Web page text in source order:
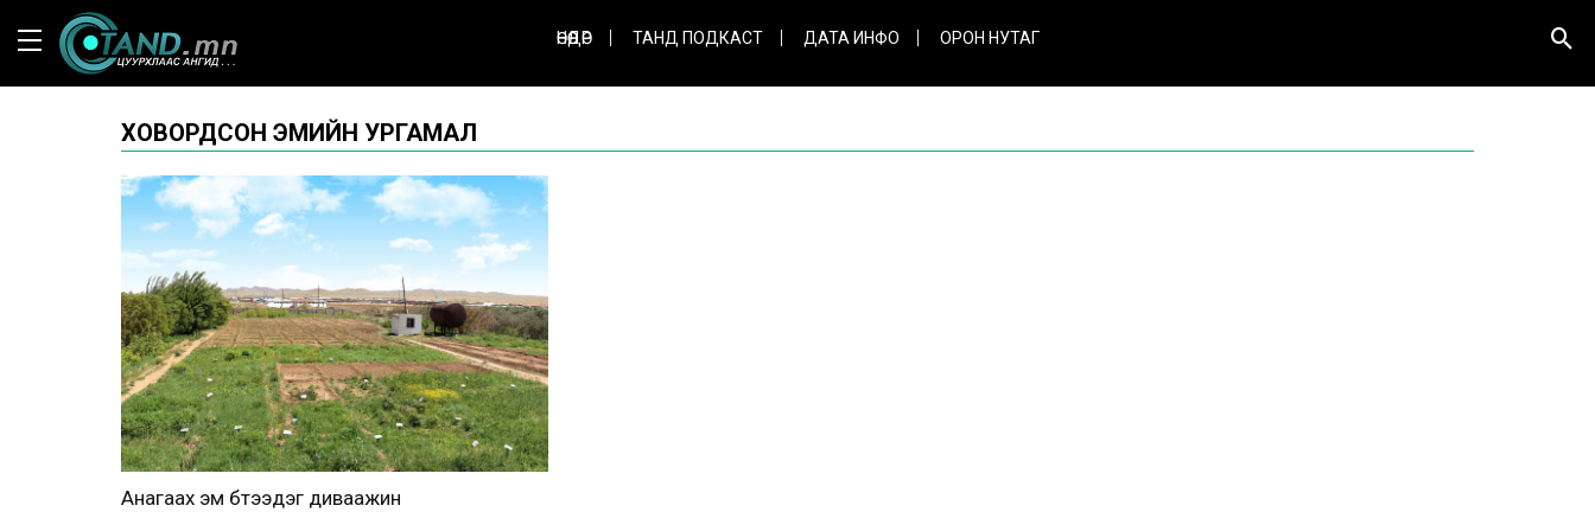
ӨНӨӨДӨР ТАНД ПОДКАСТ ДАТА ИНФО ОРОН НУТАГ
ХОВОРДСОН ЭМИЙН УРГАМАЛ
Анагаах эм бүтээдэг диваажин